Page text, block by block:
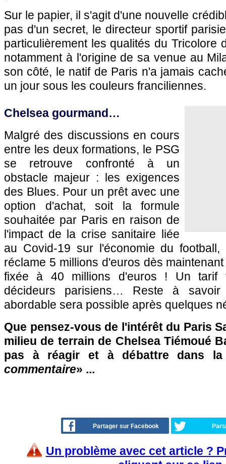
Sur le papier, il s'agit d'une nouvelle
pas d'un secret, le directeur sportif
particulièrement les qualités du Tricolore
notamment à l'origine de sa venue au
son côté, le natif de Paris n'a jamais
un jour sous les couleurs franciliennes.
Chelsea gourmand…
Malgré des discussions en cours
entre les deux formations, le PSG
se retrouve confronté à un
obstacle majeur : les exigences
des Blues. Pour un prêt avec une
option d'achat, soit la formule
souhaitée par Paris en raison de
l'impact de la crise sanitaire liée
au Covid-19 sur l'économie du football,
réclame 5 millions d'euros dès
fixée à 40 millions d'euros ! Un tarif
décideurs parisiens… Reste à
abordable sera possible après quelques
Que pensez-vous de l'intérêt du Paris
milieu de terrain de Chelsea Tiémoué
pas à réagir et à débattre dans
commentaire» ...
Partager sur Facebook
Un problème avec cet article ?